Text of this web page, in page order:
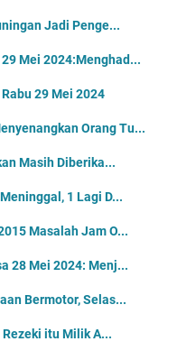
Jadi Penge...
Mei 2024:Menghad...
29 Mei 2024
Orang Tu...
Masih Diberika...
1 Lagi D...
Masalah Jam O...
28 Mei 2024: Menj...
Bermotor, Selas...
itu Milik A...